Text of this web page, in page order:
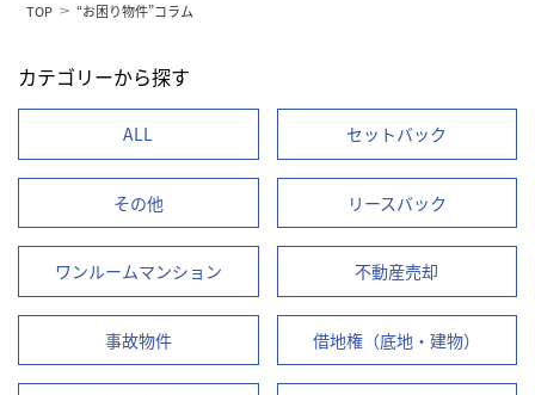
TOP “お困り物件”コラム
カテゴリーから探す
ALL セットバック
その他 リースバック
ワンルームマンション 不動産売却
事故物件 借地権（底地・建物）